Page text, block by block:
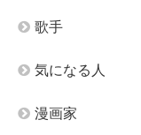
歌手
気になる人
漫画家